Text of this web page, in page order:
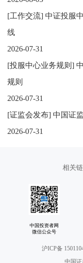
[工作交流] 中证投服
线
2026-07-31
[投服中心业务规则 ]
规则
2026-07-31
[证监会发布] 中国证
2026-07-31
相关
中国投资者网
微信公众号
沪ICP备
中国